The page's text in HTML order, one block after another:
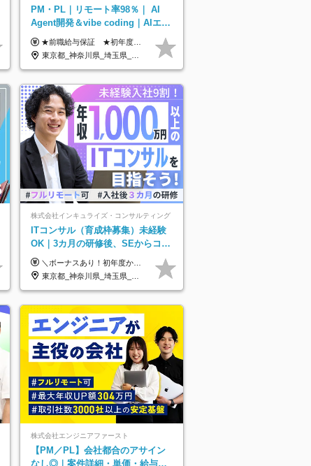
PM・PL｜リモート率98％｜ AI
Agent開発＆vibe coding｜AIエン
ジニアチームをリード
★前職給与保証 ★初年度年収700～800万円も可能 月給50万円～90万円＋賞与年2回＋各種手当 ◎スキルや経験などを考慮。前職から給与アップをお約束します！ ◎上記月給には固定残業代30時間分(95000円～)を含みます。超過した場合は追加支給します ◎試用期間は6ヵ月あり。その間の給与・待遇に差異はありません
東京都_神奈川県_埼玉県_千葉県_大阪府_愛知県_北海道_青森県_岩手県_宮城県_秋田県_山形県_福島県_茨城県_栃木県_群馬県_新潟県_山梨県_長野県_富山県_石川県_福井県_静岡県_岐阜県_三重県_兵庫県_京都府_滋賀県_奈良県_和歌山県_広島県_岡山県_鳥取県_島根県_山口県_徳島県_香川県_愛媛県_高知県_福岡県_熊本県_佐賀県_長崎県_大分県_宮崎県_鹿児島県_沖縄県
株式会社インキュライズ・コンサルティング
ITコンサル（育成枠募集）未経験
OK｜3カ月の研修後、SEからコン
サルへステップアップ｜リモート8
割以上
＼ボーナスあり！初年度から年収300万円以上／ ■月給24万2,200円～35万円＋賞与＋各種手当 ※経験・年齢・能力等を考慮し決定いたします。 ※試用期間中（3カ月）は契約社員で、月給21万円＋諸手当になります。 （試用期間中は残業が発生しません。その他の待遇に変更はありません。） ＼自分の市場価値が上がる／ 定量評価×定性評価の明確な基準での評価制度を設けており、自分の目標達成度合いや仕事に対しての姿勢が給与にも反映されるようになっています。そのため、平均昇給額は40万円以上！100万円以上昇給する人もいます！ 【固定残業代について】 固定残業30時間分（46,000円～69,375円）を含む ※超過分は別途全額支給
東京都_神奈川県_埼玉県_千葉県_大阪府_愛知県_北海道_青森県_岩手県_宮城県_秋田県_山形県_福島県_茨城県_栃木県_群馬県_新潟県_山梨県_長野県_富山県_石川県_福井県_静岡県_岐阜県_三重県_兵庫県_京都府_滋賀県_奈良県_和歌山県_広島県_岡山県_鳥取県_島根県_山口県_徳島県_香川県_愛媛県_高知県_福岡県_熊本県_佐賀県_長崎県_大分県_宮崎県_鹿児島県_沖縄県
株式会社エンジニアファースト
【PM／PL】会社都合のアサイン
なし◎｜案件詳細・単価・給与テ